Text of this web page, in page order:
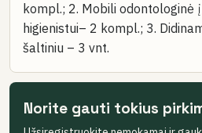
kompl.; 2. Mobili odontologinė
higienistui– 2 kompl.; 3.
šaltiniu – 3 vnt.
Norite gauti tokius